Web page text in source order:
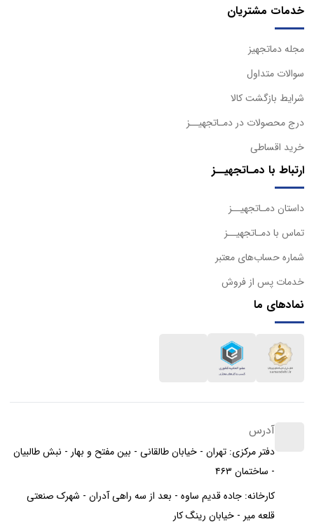
خدمات مشتریان
مجله دماتجهیز
سوالات متداول
شرایط بازگشت کالا
درج محصولات در دمـاتجهیــز
خرید اقساطی
ارتباط با دمـاتجهیــز
داستان دمـاتجهیــز
تماس با دمـاتجهیــز
شماره حساب‌های معتبر
خدمات پس از فروش
نمادهای ما
آدرس
دفتر مرکزی: تهران - خیابان طالقانی - بین مفتح و بهار - نبش طالبیان
- ساختمان ۴۶۳
کارخانه: جاده قدیم ساوه - بعد از سه راهی آدران - شهرک صنعتی
قلعه میر - خیابان رینگ کار